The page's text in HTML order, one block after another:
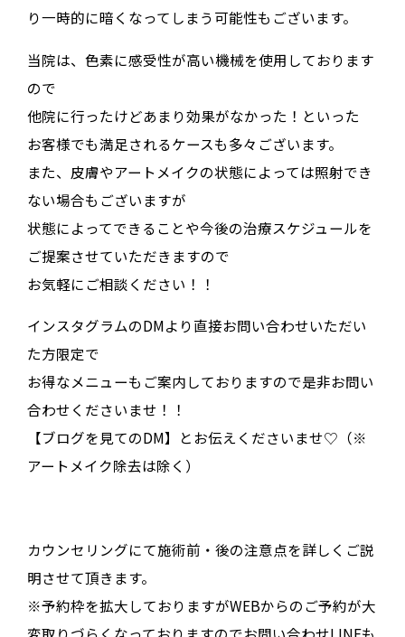
り一時的に暗くなってしまう可能性もございます。
当院は、色素に感受性が高い機械を使用しております
ので
他院に行ったけどあまり効果がなかった！といった
お客様でも満足されるケースも多々ございます。
また、皮膚やアートメイクの状態によっては照射でき
ない場合もございますが
状態によってできることや今後の治療スケジュールを
ご提案させていただきますので
お気軽にご相談ください！！
インスタグラムのDMより直接お問い合わせいただい
た方限定で
お得なメニューもご案内しておりますので是非お問い
合わせくださいませ！！
【ブログを見てのDM】とお伝えくださいませ♡（※
アートメイク除去は除く）
カウンセリングにて施術前・後の注意点を詳しくご説
明させて頂きます。
※予約枠を拡大しておりますがWEBからのご予約が大